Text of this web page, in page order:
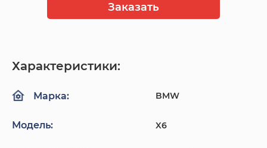
Заказать
Характеристики:
Марка: BMW
Модель: X6